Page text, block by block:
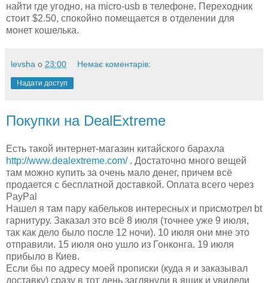
найти где угодно, на micro-usb в телефоне. Переходник
стоит $2.50, спокойно помещается в отделении для
монет кошелька.
levsha о 23:00 Немає коментарів:
Надати доступ
Покупки на DealExtreme
Есть такой интернет-магазин китайского барахла
http://www.dealextreme.com/. Достаточно много вещей
там можно купить за очень мало денег, причем всё
продается с бесплатной доставкой. Оплата всего через
PayPal
Нашел я там пару кабельков интересных и присмотрел bt
гарнитуру. Заказал это всё 8 июля (точнее уже 9 июля,
так как дело было после 12 ночи). 10 июля они мне это
отправили. 15 июля оно ушло из Гонконга. 19 июля
прибыло в Киев.
Если бы по адресу моей прописки (куда я и заказывал
доставку) сразу в тот день заглянули в ящик и увидели